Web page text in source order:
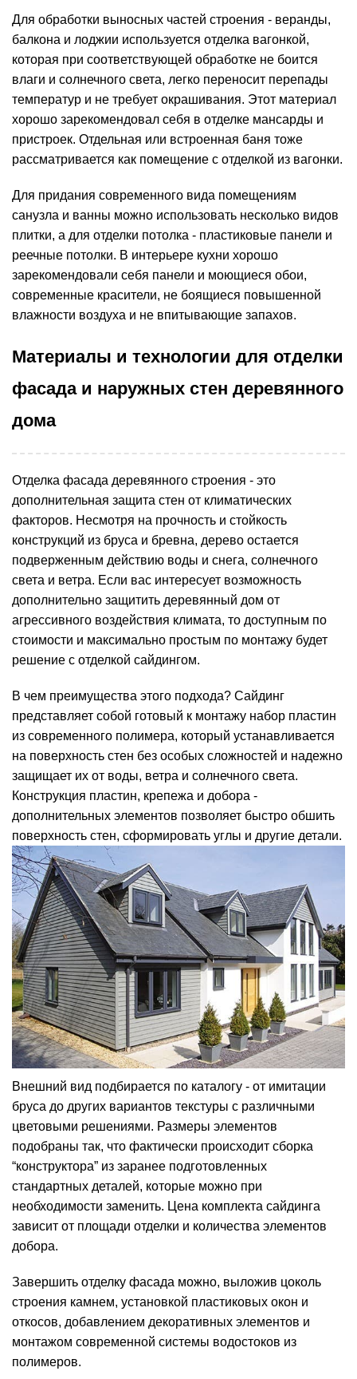
Для обработки выносных частей строения - веранды,
балкона и лоджии используется отделка вагонкой,
которая при соответствующей обработке не боится
влаги и солнечного света, легко переносит перепады
температур и не требует окрашивания. Этот материал
хорошо зарекомендовал себя в отделке мансарды и
пристроек. Отдельная или встроенная баня тоже
рассматривается как помещение с отделкой из вагонки.
Для придания современного вида помещениям
санузла и ванны можно использовать несколько видов
плитки, а для отделки потолка - пластиковые панели и
реечные потолки. В интерьере кухни хорошо
зарекомендовали себя панели и моющиеся обои,
современные красители, не боящиеся повышенной
влажности воздуха и не впитывающие запахов.
Материалы и технологии для отделки
фасада и наружных стен деревянного
дома
Отделка фасада деревянного строения - это
дополнительная защита стен от климатических
факторов. Несмотря на прочность и стойкость
конструкций из бруса и бревна, дерево остается
подверженным действию воды и снега, солнечного
света и ветра. Если вас интересует возможность
дополнительно защитить деревянный дом от
агрессивного воздействия климата, то доступным по
стоимости и максимально простым по монтажу будет
решение с отделкой сайдингом.
В чем преимущества этого подхода? Сайдинг
представляет собой готовый к монтажу набор пластин
из современного полимера, который устанавливается
на поверхность стен без особых сложностей и надежно
защищает их от воды, ветра и солнечного света.
Конструкция пластин, крепежа и добора -
дополнительных элементов позволяет быстро обшить
поверхность стен, сформировать углы и другие детали.
Внешний вид подбирается по каталогу - от имитации
бруса до других вариантов текстуры с различными
цветовыми решениями. Размеры элементов
подобраны так, что фактически происходит сборка
“конструктора” из заранее подготовленных
стандартных деталей, которые можно при
необходимости заменить. Цена комплекта сайдинга
зависит от площади отделки и количества элементов
добора.
Завершить отделку фасада можно, выложив цоколь
строения камнем, установкой пластиковых окон и
откосов, добавлением декоративных элементов и
монтажом современной системы водостоков из
полимеров.